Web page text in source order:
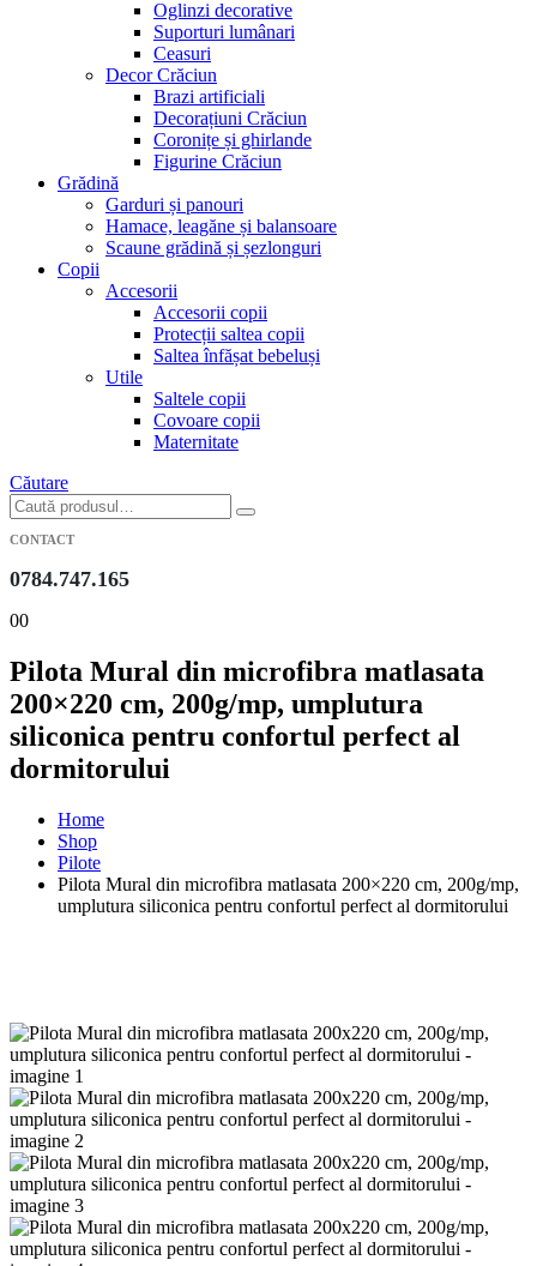
Oglinzi decorative
Suporturi lumânari
Ceasuri
Decor Crăciun
Brazi artificiali
Decorațiuni Crăciun
Coronițe și ghirlande
Figurine Crăciun
Grădină
Garduri și panouri
Hamace, leagăne și balansoare
Scaune grădină și șezlonguri
Copii
Accesorii
Accesorii copii
Protecții saltea copii
Saltea înfășat bebeluși
Utile
Saltele copii
Covoare copii
Maternitate
Căutare
CONTACT
0784.747.165
00
Pilota Mural din microfibra matlasata
200×220 cm, 200g/mp, umplutura
siliconica pentru confortul perfect al
dormitorului
Home
Shop
Pilote
Pilota Mural din microfibra matlasata 200×220 cm, 200g/mp,
umplutura siliconica pentru confortul perfect al dormitorului